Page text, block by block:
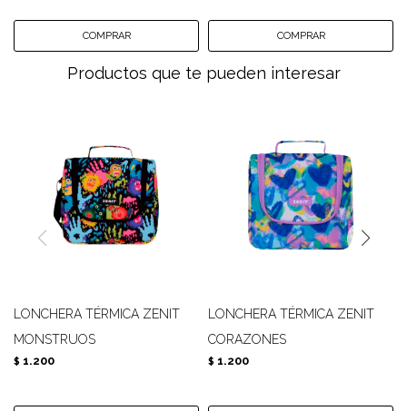
Productos que te pueden interesar
LONCHERA TÉRMICA ZENIT
MONSTRUOS
$ 1.200
LONCHERA TÉRMICA ZENIT
CORAZONES
$ 1.200